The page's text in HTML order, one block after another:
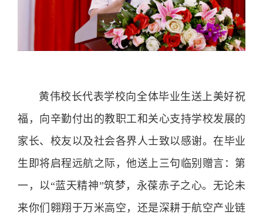
黄伟校长代表学校向全体毕业生送上美好祝
福，向辛勤付出的教职工和关心支持学校发展的
家长、校友以及社会各界人士致以感谢。在毕业
生即将启程远航之际，他送上三句临别赠言：第
一，以“蓝天精神”筑梦，永葆赤子之心。无论未
来你们翱翔于万米高空，还是深耕于航空产业链